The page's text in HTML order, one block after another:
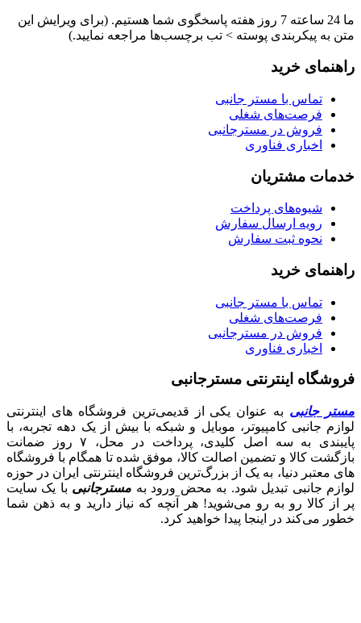
ما 24 ساعته 7 روز هفته پاسخگوی شما هستیم. (برای ویرایش این
متن به پیکربندی پوسته > تب برچسب‌ها مراجعه نمایید.)
راهنمای خرید
تماس با مستر جانبی
فرصت‌های شغلی
فروش در مسترجانبی
اخباری فناوری
خدمات مشتریان
شیوه‌های پرداخت
رویه ارسال سفارش
نحوه ثبت سفارش
راهنمای خرید
تماس با مستر جانبی
فرصت‌های شغلی
فروش در مسترجانبی
اخباری فناوری
فروشگاه اینترنتی مسترجانبی
مستر جانبی به عنوان یکی از قدیمی‌ترین فروشگاه های اینترنتی
لوازم جانبی کامپیوتر، موبایل و شبکه با بیش از یک دهه تجربه، با
پایبندی به سه اصل کلیدی، پرداخت در محل، ۷ روز ضمانت
بازگشت کالا و تضمین اصالت کالا، موفق شده تا همگام با فروشگاه‌
های معتبر دنیا، به یک از بزرگ‌ترین فروشگاه اینترنتی ایران در حوزه
لوازم جانبی تبدیل شود. به محض ورود به مسترجانبی با یک سایت
پر از کالا رو به رو می‌شوید! هر آنچه که نیاز دارید و به ذهن شما
خطور می‌کند در اینجا پیدا خواهید کرد.